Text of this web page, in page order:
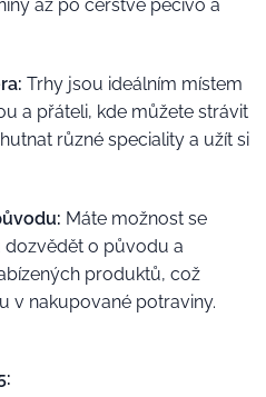
až po čerstvé pečivo a
Trhy jsou ideálním místem
a přáteli, kde můžete strávit
různé speciality a užít si
Máte možnost se
o původu a
produktů, což
v nakupované potraviny.